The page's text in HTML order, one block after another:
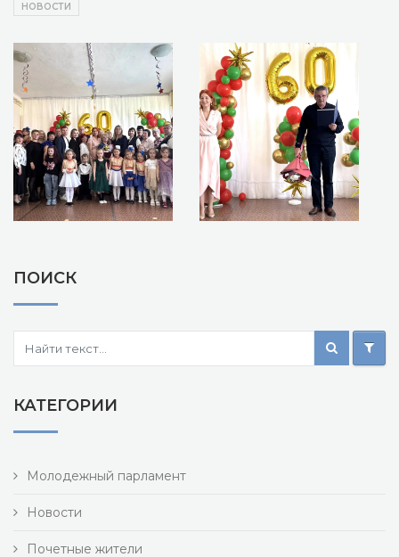
НОВОСТИ
ПОИСК
КАТЕГОРИИ
Молодежный парламент
Новости
Почетные жители